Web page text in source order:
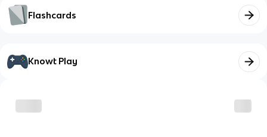
Flashcards
Knowt Play